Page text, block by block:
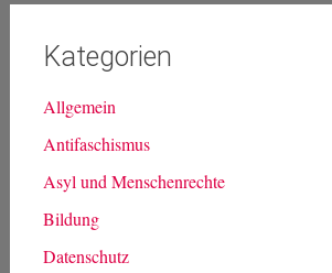
Kategorien
Allgemein
Antifaschismus
Asyl und Menschenrechte
Bildung
Datenschutz